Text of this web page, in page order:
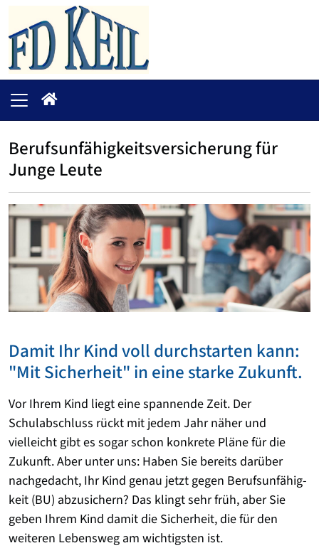
Berufsunfähigkeitsversicherung für
Junge Leute
Damit Ihr Kind voll durchstarten kann:
"Mit Sicherheit" in eine starke Zukunft.
Vor Ihrem Kind liegt eine spannende Zeit. Der
Schulabschluss rückt mit jedem Jahr näher und
vielleicht gibt es sogar schon konkrete Pläne für die
Zukunft. Aber unter uns: Haben Sie bereits darüber
nachgedacht, Ihr Kind genau jetzt gegen Berufs­unfähig­
keit (BU) abzusichern? Das klingt sehr früh, aber Sie
geben Ihrem Kind damit die Sicherheit, die für den
weiteren Lebensweg am wichtigsten ist.